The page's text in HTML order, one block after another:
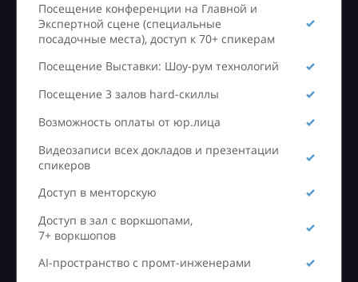
Посещение конференции на Главной и
Экспертной сцене (специальные
посадочные места), доступ к 70+ спикерам
Посещение Выставки: Шоу-рум технологий
Посещение 3 залов hard-скиллы
Возможность оплаты от юр.лица
Видеозаписи всех докладов и презентации
спикеров
Доступ в менторскую
Доступ в зал с воркшопами,
7+ воркшопов
AI-пространство с промт-инженерами